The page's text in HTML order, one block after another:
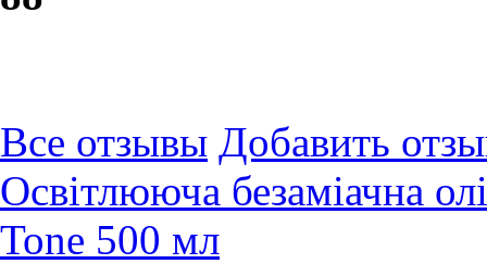
Все отзывы Добавить
Освітлююча безаміачна
Tone 500 мл